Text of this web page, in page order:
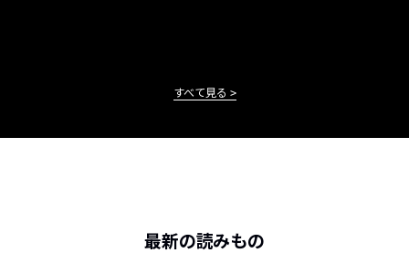
すべて見る
最新の読みもの